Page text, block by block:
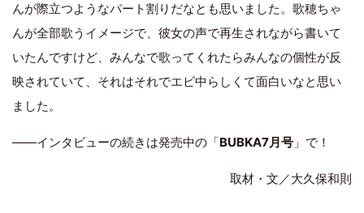
んが際立つようなパート割りだなとも思いました。歌穂ちゃ
んが全部歌うイメージで、彼女の声で再生されながら書いて
いたんですけど、みんなで歌ってくれたらみんなの個性が反
映されていて、それはそれでエビ中らしくて面白いなと思い
ました。
――インタビューの続きは発売中の「BUBKA7月号 」で！
取材・文／大久保和則